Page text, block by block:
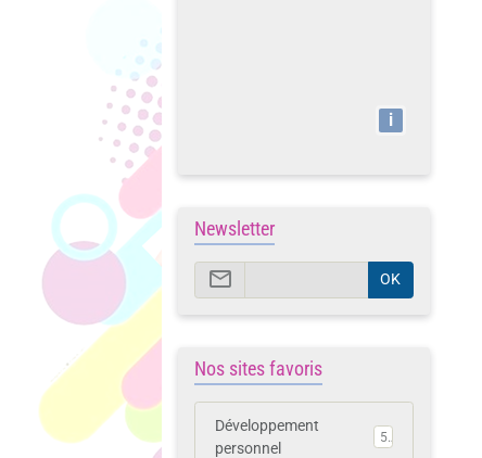
i
Newsletter
OK
Nos sites favoris
Développement
personnel
5